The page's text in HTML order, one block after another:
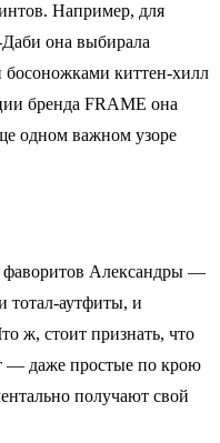
Например, для
она выбирала
босоножками киттен-хилл
бренда FRAME она
одном важном узоре
фаворитов Александры —
тотал-аутфиты, и
ж, стоит признать, что
— даже простые по крою
получают свой